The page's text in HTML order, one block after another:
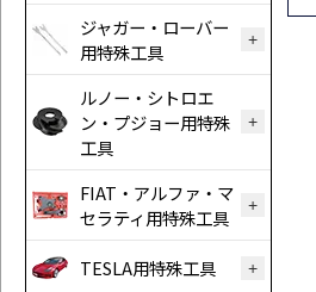
ジャガー・ローバー
用特殊工具
ルノー・シトロエ
ン・プジョー用特殊
工具
FIAT・アルファ・マ
セラティ用特殊工具
TESLA用特殊工具